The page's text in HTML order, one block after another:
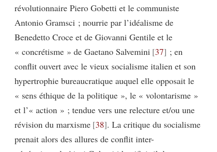
révolutionnaire Piero Gobetti et le communiste
Antonio Gramsci ; nourrie par l’idéalisme de
Benedetto Croce et de Giovanni Gentile et le
« concrétisme » de Gaetano Salvemini 37 ; en
conflit ouvert avec le vieux socialisme italien et son
hypertrophie bureaucratique auquel elle opposait le
« sens éthique de la politique », le « volontarisme »
et l’« action » ; tendue vers une relecture et/ou une
révision du marxisme 38 . La critique du socialisme
prenait alors des allures de conflit inter-